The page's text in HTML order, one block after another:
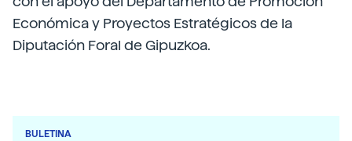
Económica y Proyectos Estratégicos de la
Diputación Foral de Gipuzkoa.
BULETINA